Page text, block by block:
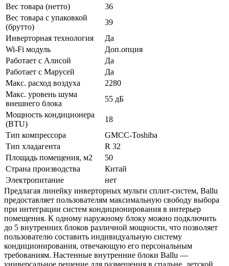
Вес товара (нетто)
36
Вес товара с упаковкой
(брутто)
39
Инверторная технология
Да
Wi-Fi модуль
Доп.опция
Работает с Алисой
Да
Работает с Марусей
Да
Макс. расход воздуха
2280
Макс. уровень шума
внешнего блока
55 дБ
Мощность кондиционера
(BTU)
18
Тип компрессора
GMCC-Toshiba
Тип хладагента
R 32
Площадь помещения, м2
50
Страна производства
Китай
Электропитание
нет
Предлагая линейку инверторных мульти сплит-систем, Ballu
предоставляет пользователям максимальную свободу выбора
при интеграции систем кондиционирования в интерьер
помещения. К одному наружному блоку можно подключить
до 5 внутренних блоков различной мощности, что позволяет
пользователю составить индивидуальную систему
кондиционирования, отвечающую его персональным
требованиям. Настенные внутренние блоки Ballu —
универсальное решение для размещения в спальне, детской,